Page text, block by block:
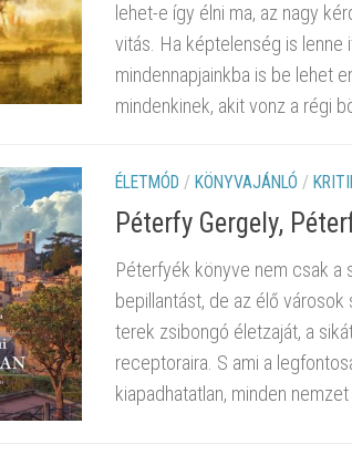
lehet-e így élni ma, az nagy
vitás. Ha képtelenség is lenne
mindennapjainkba is be lehet
mindenkinek, akit vonz a régi
ÉLETMÓD / KÖNYVAJÁNLÓ /
Péterfy Gergely,
Péterfyék könyve nem csak a
bepillantást, de az élő
terek zsibongó életzaját, a
receptoraira. S ami a
kiapadhatatlan, minden